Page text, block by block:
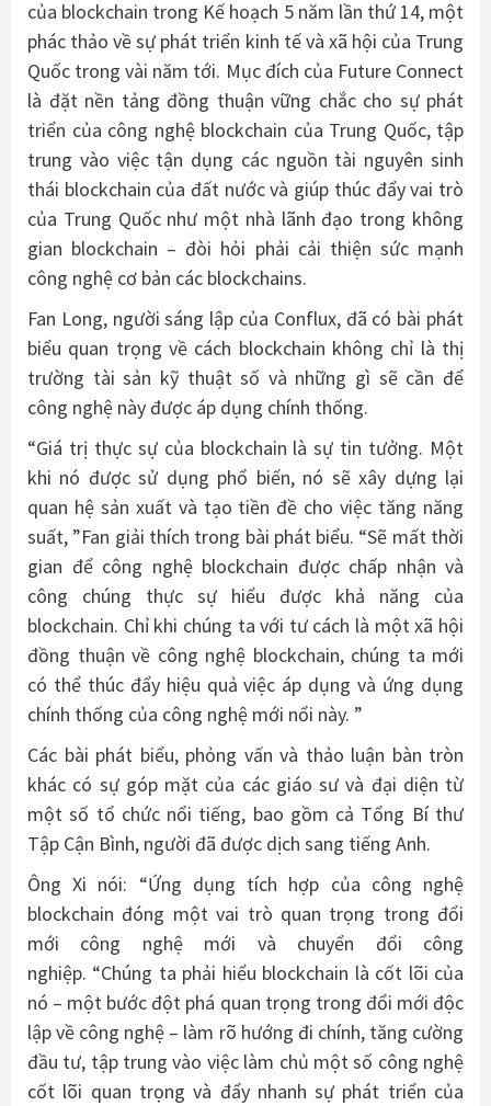
của blockchain trong Kế hoạch 5 năm lần thứ 14, một
phác thảo về sự phát triển kinh tế và xã hội của Trung
Quốc trong vài năm tới. Mục đích của Future Connect
là đặt nền tảng đồng thuận vững chắc cho sự phát
triển của công nghệ blockchain của Trung Quốc, tập
trung vào việc tận dụng các nguồn tài nguyên sinh
thái blockchain của đất nước và giúp thúc đẩy vai trò
của Trung Quốc như một nhà lãnh đạo trong không
gian blockchain – đòi hỏi phải cải thiện sức mạnh
công nghệ cơ bản các blockchains.
Fan Long, người sáng lập của Conflux, đã có bài phát
biểu quan trọng về cách blockchain không chỉ là thị
trường tài sản kỹ thuật số và những gì sẽ cần để
công nghệ này được áp dụng chính thống.
“Giá trị thực sự của blockchain là sự tin tưởng. Một
khi nó được sử dụng phổ biến, nó sẽ xây dựng lại
quan hệ sản xuất và tạo tiền đề cho việc tăng năng
suất, ”Fan giải thích trong bài phát biểu. “Sẽ mất thời
gian để công nghệ blockchain được chấp nhận và
công chúng thực sự hiểu được khả năng của
blockchain. Chỉ khi chúng ta với tư cách là một xã hội
đồng thuận về công nghệ blockchain, chúng ta mới
có thể thúc đẩy hiệu quả việc áp dụng và ứng dụng
chính thống của công nghệ mới nổi này. ”
Các bài phát biểu, phỏng vấn và thảo luận bàn tròn
khác có sự góp mặt của các giáo sư và đại diện từ
một số tổ chức nổi tiếng, bao gồm cả Tổng Bí thư
Tập Cận Bình, người đã được dịch sang tiếng Anh.
Ông Xi nói: “Ứng dụng tích hợp của công nghệ
blockchain đóng một vai trò quan trọng trong đổi
mới công nghệ mới và chuyển đổi công
nghiệp. “Chúng ta phải hiểu blockchain là cốt lõi của
nó – một bước đột phá quan trọng trong đổi mới độc
lập về công nghệ – làm rõ hướng đi chính, tăng cường
đầu tư, tập trung vào việc làm chủ một số công nghệ
cốt lõi quan trọng và đẩy nhanh sự phát triển của